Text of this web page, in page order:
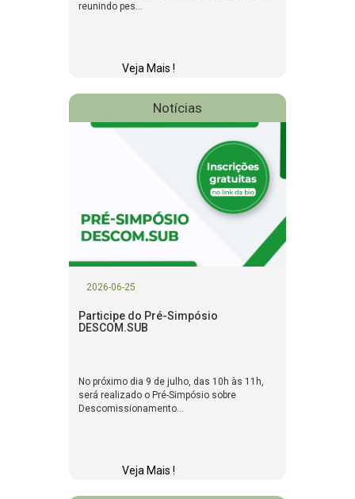
reunindo pes...
Veja Mais !
Notícias
2026-06-25
Participe do Pré-Simpósio
DESCOM.SUB
No próximo dia 9 de julho, das 10h às 11h,
será realizado o Pré-Simpósio sobre
Descomissionamento...
Veja Mais !